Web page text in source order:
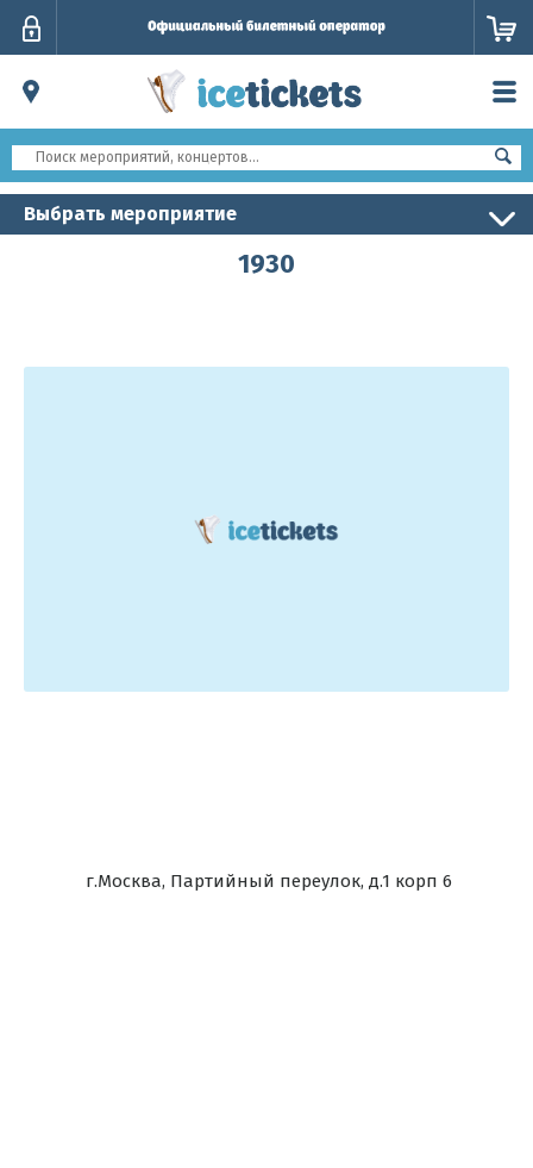
Выбрать мероприятие
1930
г.Москва, Партийный переулок, д.1 корп 6